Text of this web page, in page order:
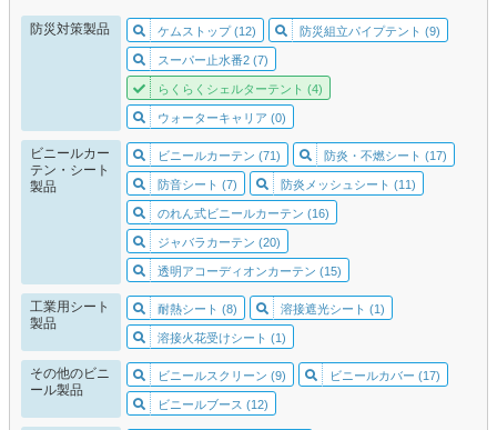
防災対策製品 ケムストップ (12) 防災組立パイプテント (9)
スーパー止水番2 (7)
らくらくシェルターテント (4)
ウォーターキャリア (0)
ビニールカー
テン・シート
製品
ビニールカーテン (71) 防炎・不燃シート (17)
防音シート (7) 防炎メッシュシート (11)
のれん式ビニールカーテン (16)
ジャバラカーテン (20)
透明アコーディオンカーテン (15)
工業用シート
製品
耐熱シート (8) 溶接遮光シート (1)
溶接火花受けシート (1)
その他のビニ
ール製品
ビニールスクリーン (9) ビニールカバー (17)
ビニールブース (12)